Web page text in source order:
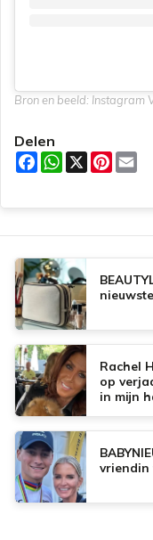
Bron en beeld: Instagram
Delen
F
a
k
W
h
p
X
P
s
t
Rachel
op
in mijn
vriendin